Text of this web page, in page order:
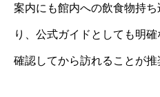
案内にも館内への飲食物持
り、公式ガイドとしても明
確認してから訪れることが推